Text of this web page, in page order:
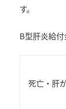
す。
B型肝炎給付
死亡・肝